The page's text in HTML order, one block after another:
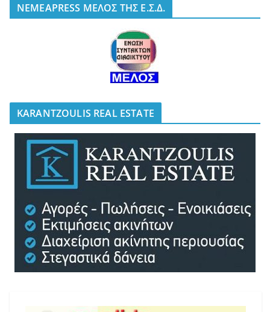
NEMEAPRESS ΜΕΛΟΣ ΤΗΣ Ε.Σ.Δ.
KARANTZOULIS REAL ESTATE